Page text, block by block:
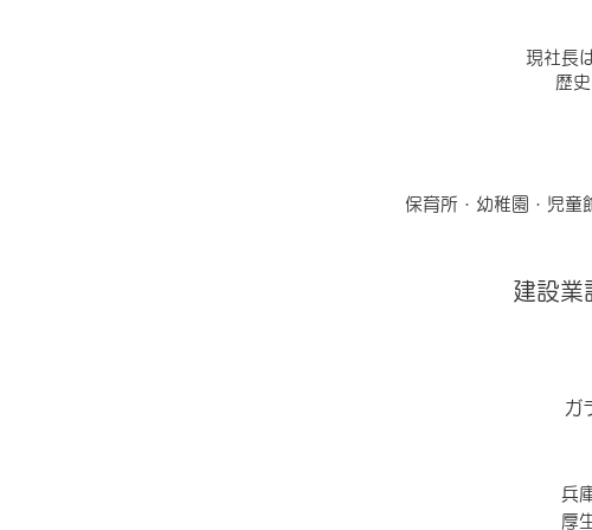
現社長
歴
保育所・幼稚園・児童
建設
ガ
兵
厚